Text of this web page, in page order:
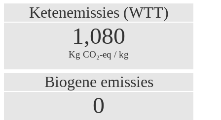
Ketenemissies (WTT)
1,080
Kg CO₂-eq / kg
Biogene emissies
0